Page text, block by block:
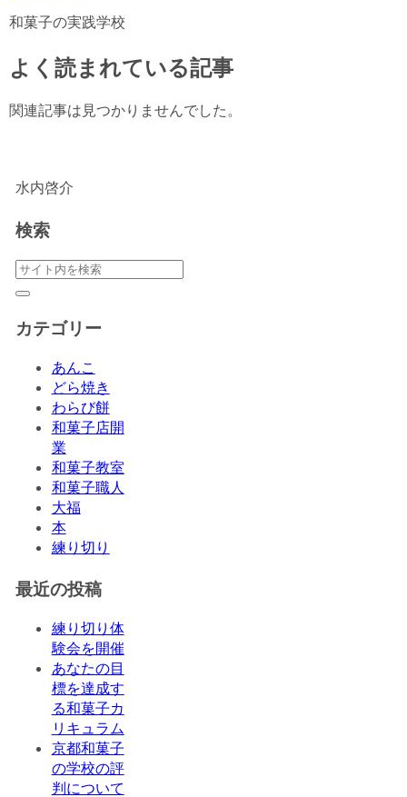
和菓子の実践学校
よく読まれている記事
関連記事は見つかりませんでした。
水内啓介
検索
カテゴリー
あんこ
どら焼き
わらび餅
和菓子店開
業
和菓子教室
和菓子職人
大福
本
練り切り
最近の投稿
練り切り体
験会を開催
あなたの目
標を達成す
る和菓子カ
リキュラム
京都和菓子
の学校の評
判について